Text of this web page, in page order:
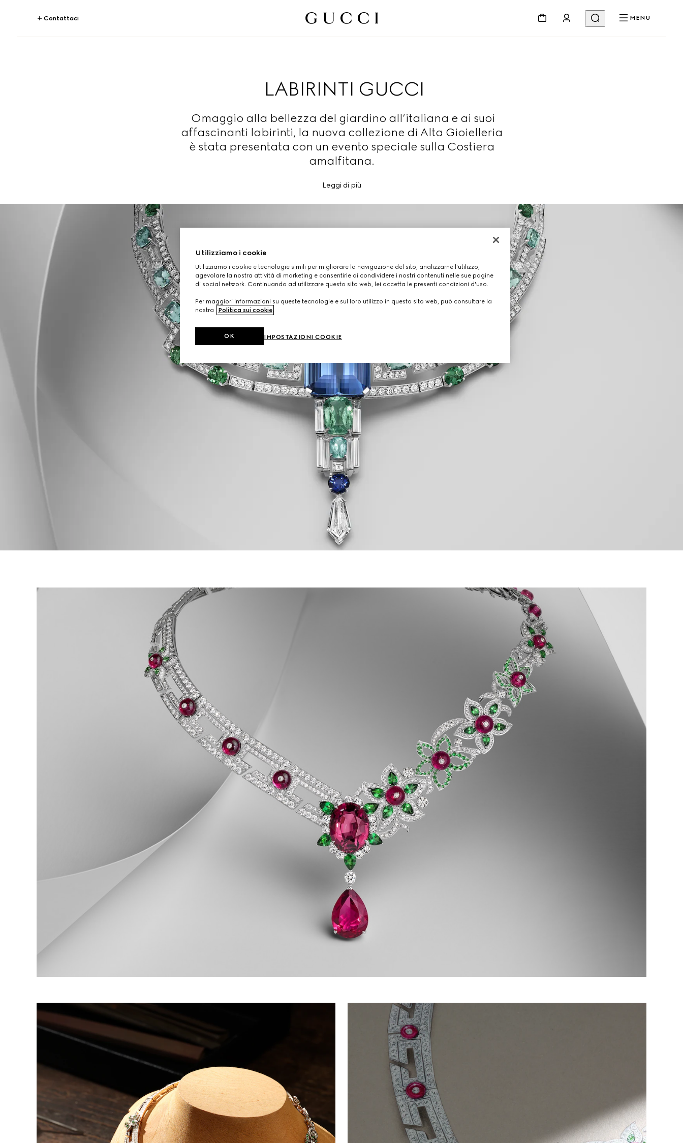
Contattaci MENU
LABIRINTI GUCCI
Omaggio alla bellezza del giardino all’italiana e ai suoi
affascinanti labirinti, la nuova collezione di Alta Gioielleria
è stata presentata con un evento speciale sulla Costiera
amalfitana.
Leggi di più
Utilizziamo i cookie
Utilizziamo i cookie e tecnologie simili per migliorare la navigazione del sito, analizzarne l'utilizzo,
agevolare la nostra attività di marketing e consentirle di condividere i nostri contenuti nelle sue pagine
di social network. Continuando ad utilizzare questo sito web, lei accetta le presenti condizioni d'uso.
Per maggiori informazioni su queste tecnologie e sul loro utilizzo in questo sito web, può consultare la
nostra
Politica sui cookie.
IMPOSTAZIONI COOKIE
OK